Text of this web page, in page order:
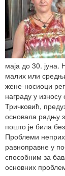
маја до 30. јуна.
малих или
жене-носиоци
награду у
Тричковић,
основала радњу
пошто је била
Проблеми
равноправне у
способним за
основних